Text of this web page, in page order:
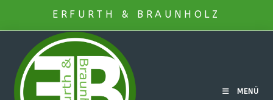
ERFURTH & BRAUNHOLZ
MENÜ